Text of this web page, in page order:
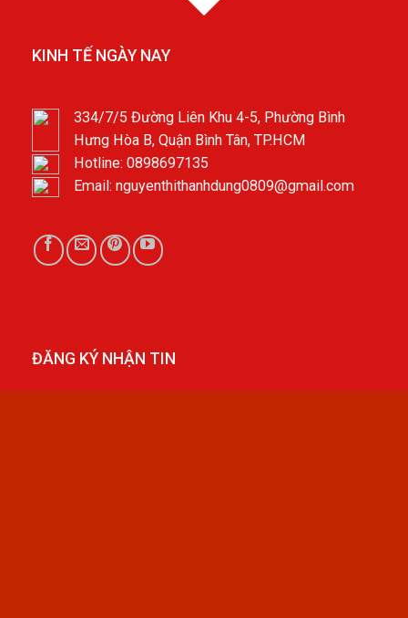
KINH TẾ NGÀY NAY
334/7/5 Đường Liên Khu 4-5, Phường Bình
Hưng Hòa B, Quận Bình Tân, TP.HCM
Hotline: 0898697135
Email: nguyenthithanhdung0809@gmail.com
ĐĂNG KÝ NHẬN TIN